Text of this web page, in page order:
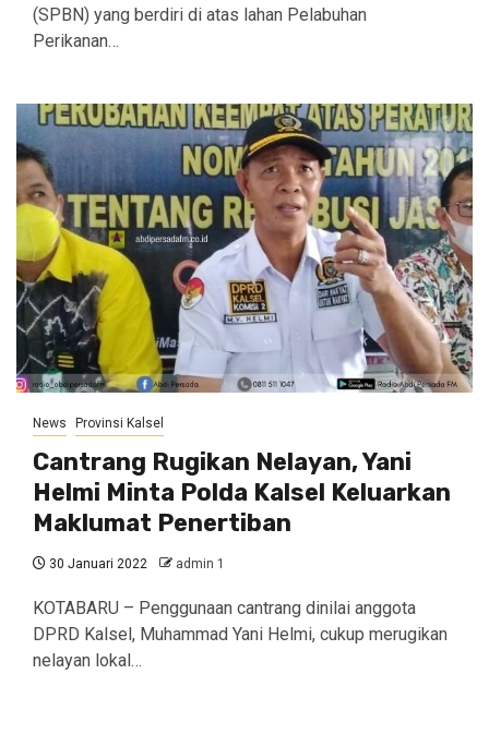
(SPBN) yang berdiri di atas lahan Pelabuhan
Perikanan…
News Provinsi Kalsel
Cantrang Rugikan Nelayan, Yani
Helmi Minta Polda Kalsel Keluarkan
Maklumat Penertiban
30 Januari 2022 admin 1
KOTABARU – Penggunaan cantrang dinilai anggota
DPRD Kalsel, Muhammad Yani Helmi, cukup merugikan
nelayan lokal…